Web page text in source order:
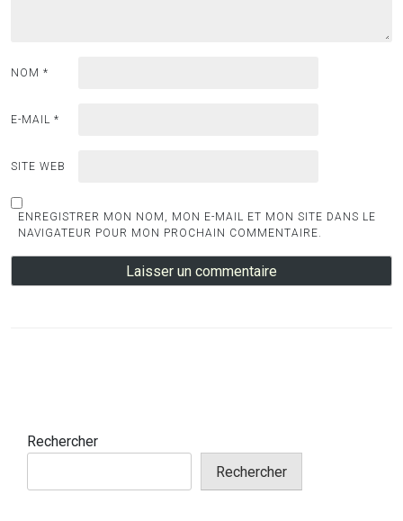
NOM *
E-MAIL *
SITE WEB
ENREGISTRER MON NOM, MON E-MAIL ET MON SITE DANS LE
NAVIGATEUR POUR MON PROCHAIN COMMENTAIRE.
Rechercher
Rechercher